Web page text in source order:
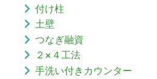
付け柱
土壁
つなぎ融資
２×４工法
手洗い付きカウンター